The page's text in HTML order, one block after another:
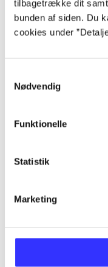
tilbagetrække dit
bunden af siden. Du
cookies under
Nødvendig
Funktionelle
Statistik
Marketing